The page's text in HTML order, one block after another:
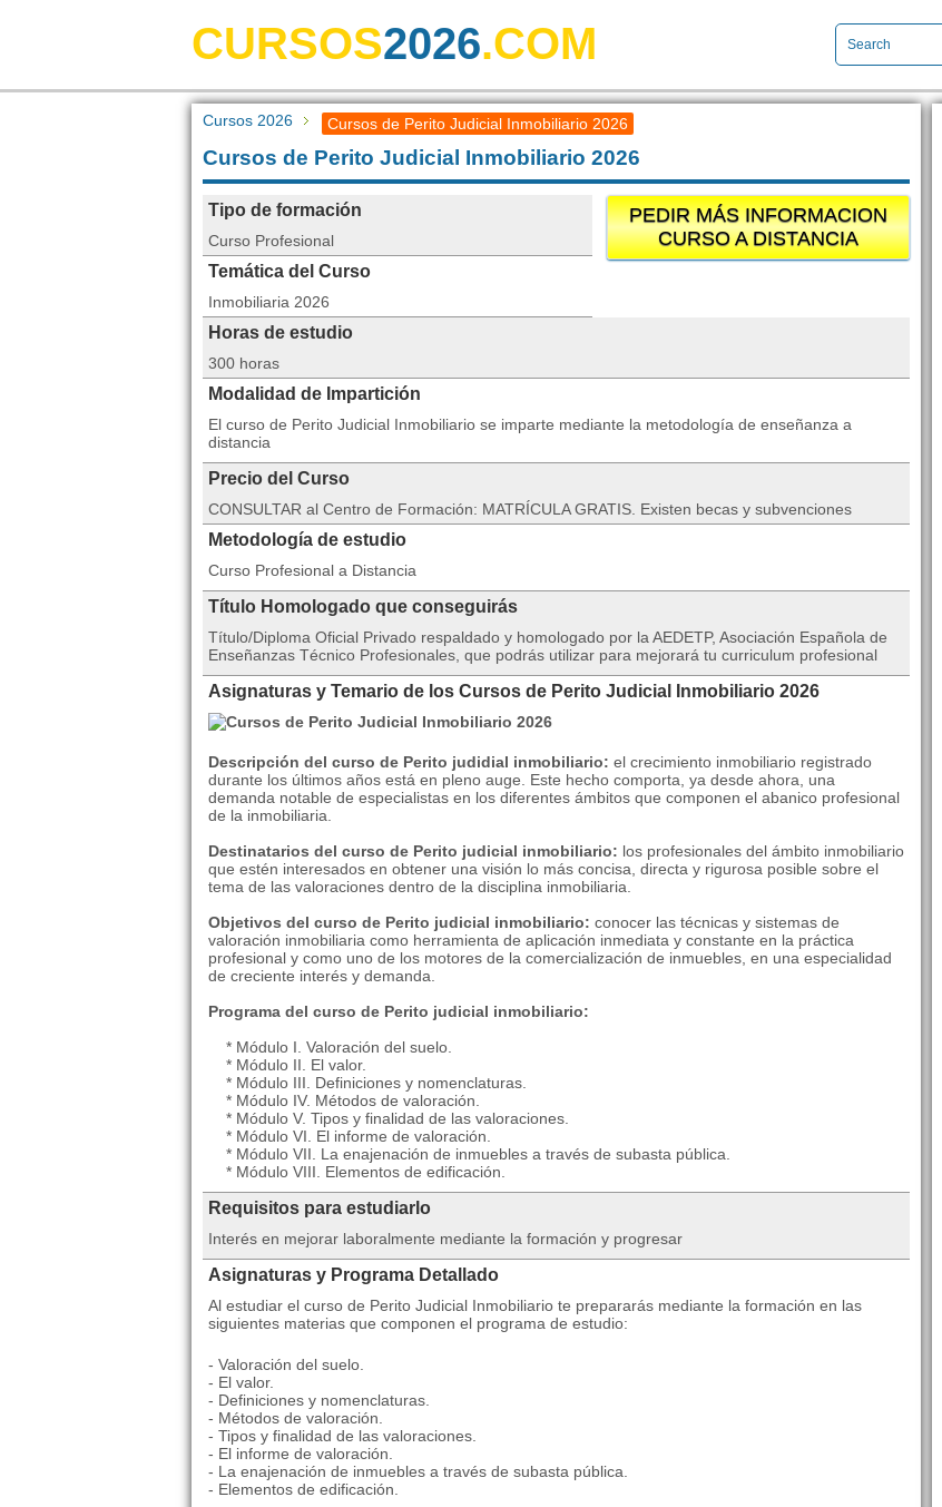
CURSOS2026.COM
Cursos 2026 Cursos de Perito Judicial Inmobiliario 2026
Cursos de Perito Judicial Inmobiliario 2026
PEDIR MÁS INFORMACION
CURSO A DISTANCIA
Tipo de formación
Curso Profesional
Temática del Curso
Inmobiliaria 2026
Horas de estudio
300 horas
Modalidad de Impartición
El curso de Perito Judicial Inmobiliario se imparte mediante la metodología de enseñanza a
distancia
Precio del Curso
CONSULTAR al Centro de Formación: MATRÍCULA GRATIS. Existen becas y subvenciones
Metodología de estudio
Curso Profesional a Distancia
Título Homologado que conseguirás
Título/Diploma Oficial Privado respaldado y homologado por la AEDETP, Asociación Española de
Enseñanzas Técnico Profesionales, que podrás utilizar para mejorará tu curriculum profesional
Asignaturas y Temario de los Cursos de Perito Judicial Inmobiliario 2026
Descripción del curso de Perito judidial inmobiliario: el crecimiento inmobiliario registrado
durante los últimos años está en pleno auge. Este hecho comporta, ya desde ahora, una
demanda notable de especialistas en los diferentes ámbitos que componen el abanico profesional
de la inmobiliaria.
Destinatarios del curso de Perito judicial inmobiliario: los profesionales del ámbito inmobiliario
que estén interesados en obtener una visión lo más concisa, directa y rigurosa posible sobre el
tema de las valoraciones dentro de la disciplina inmobiliaria.
Objetivos del curso de Perito judicial inmobiliario: conocer las técnicas y sistemas de
valoración inmobiliaria como herramienta de aplicación inmediata y constante en la práctica
profesional y como uno de los motores de la comercialización de inmuebles, en una especialidad
de creciente interés y demanda.
Programa del curso de Perito judicial inmobiliario:
* Módulo I. Valoración del suelo.
* Módulo II. El valor.
* Módulo III. Definiciones y nomenclaturas.
* Módulo IV. Métodos de valoración.
* Módulo V. Tipos y finalidad de las valoraciones.
* Módulo VI. El informe de valoración.
* Módulo VII. La enajenación de inmuebles a través de subasta pública.
* Módulo VIII. Elementos de edificación.
Requisitos para estudiarlo
Interés en mejorar laboralmente mediante la formación y progresar
Asignaturas y Programa Detallado
Al estudiar el curso de Perito Judicial Inmobiliario te prepararás mediante la formación en las
siguientes materias que componen el programa de estudio:
- Valoración del suelo.
- El valor.
- Definiciones y nomenclaturas.
- Métodos de valoración.
- Tipos y finalidad de las valoraciones.
- El informe de valoración.
- La enajenación de inmuebles a través de subasta pública.
- Elementos de edificación.